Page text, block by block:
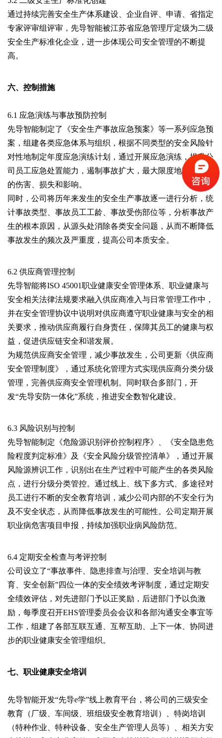
通过持续完善安全生产体系建设、企业自评、申请、省指定
专家评审组评审，先导智能被江苏省应急管理厅定级为二级
安全生产标准化企业，进一步体现公司安全管理的不断提
高。
六、控制措施
6.1 应急演练与事故预防控制
先导智能制定了《安全生产事故应急预案》等一系列应急预
案，组建各类应急体系与组织，根据不同类型的安全风险针
对性地制定年度应急演练计划，通过开展应急演练，提升公
司员工应急处置能力，遏制事故扩大，最大限度地减轻事故
的伤害、损失和影响。
同时，公司将历年来发生的安全生产事故逐一进行分析，统
计事故类型、事故员工工龄、事故受伤部位等，分析事故产
生的根本原因，从源头处消除各类安全问题，从而不断降低
事故发生的频次及严重度，提高公司本质安全。
6.2 供应商管理控制
先导智能将ISO 45001职业健康安全管理体系、职业健康与
安全相关法律法规要求融入供应商准入与日常管理工作中，
并在安全管理协议中说明对供应商遵守职业健康与安全的相
关要求，推动供应商履行自身责任，保障其员工的健康与权
益，促进供应链安全和谐发展。
为规范供应商安全管理，减少事故发生，公司更新《供应商
安全管理制度》，通过系统化管理方式实现供应商分类分级
管理，完善供应商安全管理机制。同时联合多部门，开
发“先导安防一体化”系统，推进安全数智化建设。
6.3 风险识别与控制
先导智能制定《危险源识别评价控制程序》、《安全隐患危
险程度判定标准》及《安全风险分级管控清单》，通过开展
风险源辨识工作，识别出在生产过程中可能产生的各类风险
点，进行分级分类管控。通过线上、线下多方式、多途径对
员工进行不断的安全教育培训，减少公司内部的不安全行为
及不安全状态，从而降低事故发生的可能性。公司定期开展
职业病危害项目申报，持续加强职业病风险防范。
6.4 定期安全检查与考评控制
公司设立了“事故事件、隐患排查与治理、安全培训与教
育、安全创新”四位一体的安全绩效考评制度，通过定期安
全绩效评估，对先进部门予以正奖励，后进部门予以负激
励，每季度召开EHS管理委员会会议和各部沟通安全事宜等
工作，组建了各部互联互通、互帮互助、上下一体、协同进
步的职业健康安全管理组织。
七、职业健康安全培训
先导智能开发“先导e学”线上教育平台，将公司的三级安全
教育（厂级、车间级、班组级安全教育培训）、特岗培训
（特种作业、特种设备、安全生产管理人员等）、相关方安